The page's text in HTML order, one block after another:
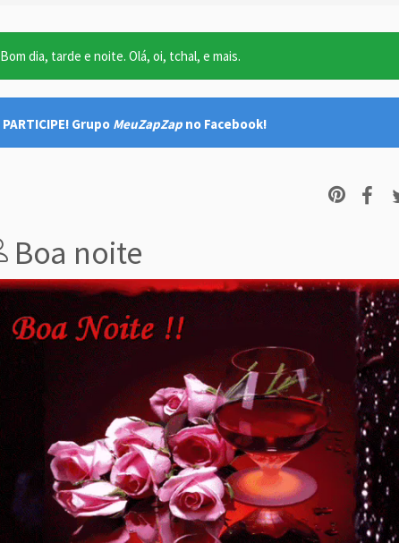
Bom dia, tarde e noite. Olá, oi, tchal, e mais.
PARTICIPE! Grupo MeuZapZap no Facebook!
Boa noite